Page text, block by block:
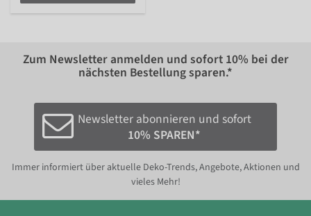
Zum Newsletter anmelden und sofort 10% bei der
nächsten Bestellung sparen.*
Newsletter abonnieren und sofort
10% SPAREN*
Immer informiert über aktuelle Deko-Trends, Angebote, Aktionen und
vieles Mehr!